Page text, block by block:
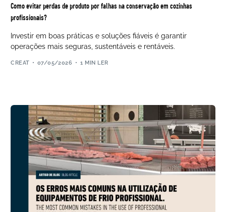
Como evitar perdas de produto por falhas na conservação em cozinhas
profissionais?
Investir em boas práticas e soluções fiáveis é garantir
operações mais seguras, sustentáveis e rentáveis.
CREAT 07/05/2026 1 MIN LER